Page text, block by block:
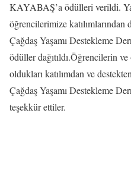
KAYABAŞ’a ödülleri verildi.
öğrencilerimize katılımlarından
Çağdaş Yaşamı Destekleme
ödüller dağıtıldı.Öğrencilerin
oldukları katılımdan ve
Çağdaş Yaşamı Destekleme
teşekkür ettiler.